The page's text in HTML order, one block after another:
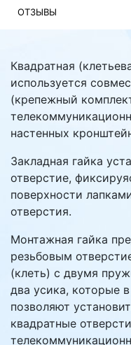
ОТЗЫВЫ
Квадратная
используется
(крепежный
настенных
Закладная гайка
отверстие,
поверхности
отверстия.
Монтажная гайка
резьбовым
(клеть) с двумя
два усика, которые
позволяют
квадратные